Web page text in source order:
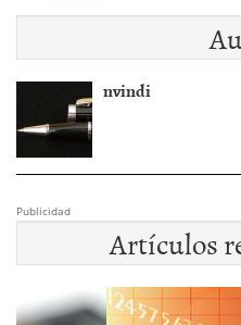
nvindi
Publicidad
Artículos